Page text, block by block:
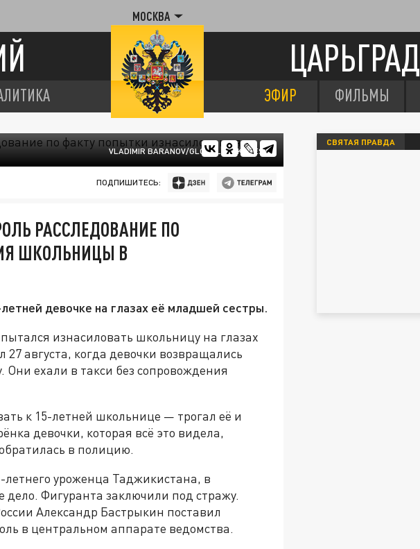
МОСКВА
ЦАРЬГРАД
ЭФИР ФИЛЬМЫ
VLADIMIR BARANOV/GLOBALLOOKPRESS
ПОДПИШИТЕСЬ:
РАССЛЕДОВАНИЕ ПО
ШКОЛЬНИЦЫ В
девочке на глазах её младшей сестры.
изнасиловать школьницу на глазах
августа, когда девочки возвращались
ехали в такси без сопровождения
к 15-летней школьнице — трогал её и
девочки, которая всё это видела,
в полицию.
уроженца Таджикистана, в
дело. Фигуранта заключили под стражу.
Александр Бастрыкин поставил
в центральном аппарате ведомства.
СВЯТАЯ ПРАВДА